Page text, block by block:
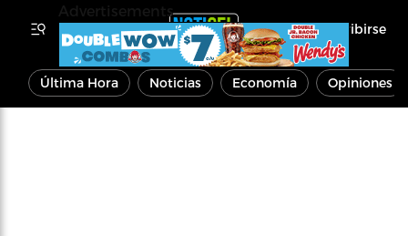
Inscribirse
Última Hora Noticias Economía Opiniones
Advertisements